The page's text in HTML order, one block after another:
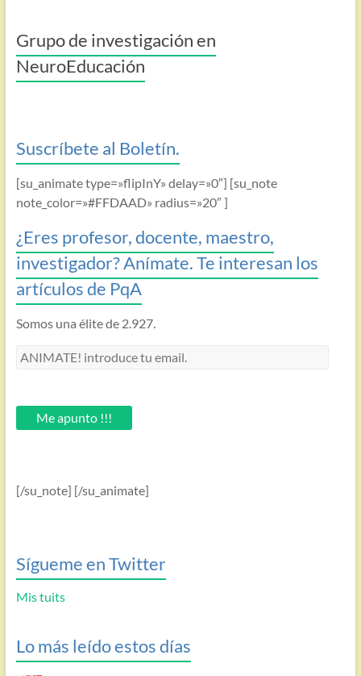
Grupo de investigación en
NeuroEducación
Suscríbete al Boletín.
[su_animate type=»flipInY» delay=»0″] [su_note
note_color=»#FFDAAD» radius=»20″ ]
¿Eres profesor, docente, maestro,
investigador? Anímate. Te interesan los
artículos de PqA
Somos una élite de 2.927.
ANIMATE!
email.Me apunto !!!
[/su_note] [/su_animate]
Sígueme en Twitter
Mis tuits
Lo más leído estos días